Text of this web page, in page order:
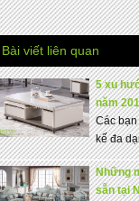
Bài viết liên quan
5 xu
năm
Các
kế đa
Những
sẵn tại